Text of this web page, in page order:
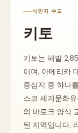
식민지 수도
키토
키토는 해발
이며, 아메리카
중심지 중 하나
스코 세계문화유
의 바로크 양식
된 지역입니다.